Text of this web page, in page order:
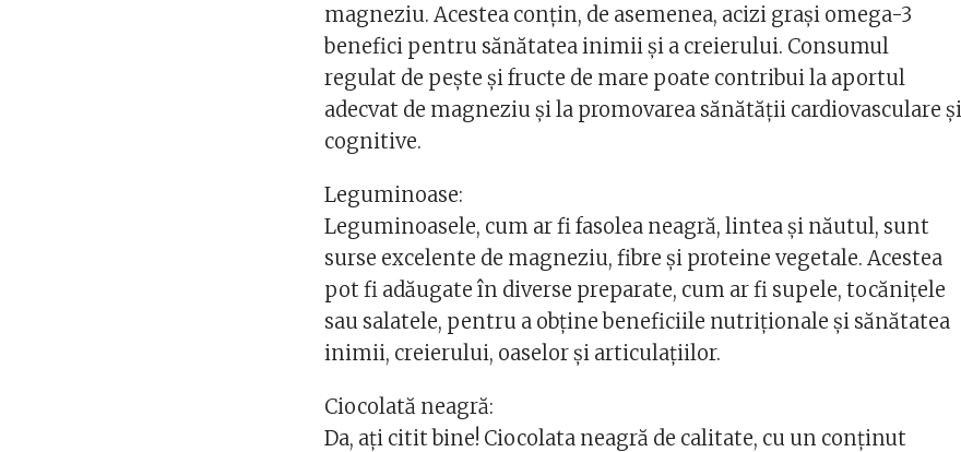
magneziu. Acestea conțin, de asemenea, acizi grași omega-3
benefici pentru sănătatea inimii și a creierului. Consumul
regulat de pește și fructe de mare poate contribui la aportul
adecvat de magneziu și la promovarea sănătății cardiovasculare și
cognitive.
Leguminoase:
Leguminoasele, cum ar fi fasolea neagră, lintea și năutul, sunt
surse excelente de magneziu, fibre și proteine vegetale. Acestea
pot fi adăugate în diverse preparate, cum ar fi supele, tocănițele
sau salatele, pentru a obține beneficiile nutriționale și sănătatea
inimii, creierului, oaselor și articulațiilor.
Ciocolată neagră:
Da, ați citit bine! Ciocolata neagră de calitate, cu un conținut